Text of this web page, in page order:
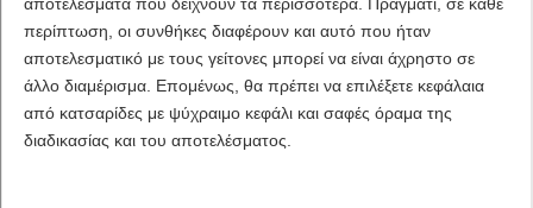
αποτελέσματα που δείχνουν τα περισσότερα. Πράγματι, σε κάθε
περίπτωση, οι συνθήκες διαφέρουν και αυτό που ήταν
αποτελεσματικό με τους γείτονες μπορεί να είναι άχρηστο σε
άλλο διαμέρισμα. Επομένως, θα πρέπει να επιλέξετε κεφάλαια
από κατσαρίδες με ψύχραιμο κεφάλι και σαφές όραμα της
διαδικασίας και του αποτελέσματος.